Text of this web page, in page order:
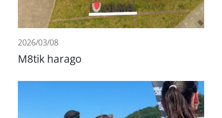
2026/03/08
M8tik harago